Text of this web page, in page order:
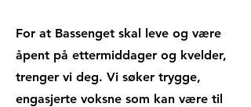
For at Bassenget skal leve og være
åpent på ettermiddager og kvelder,
trenger vi deg. Vi søker trygge,
engasjerte voksne som kan være til